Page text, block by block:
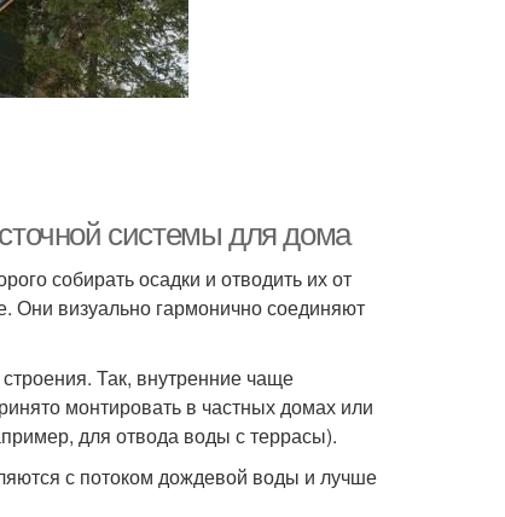
системы для дома
собирать осадки и отводить их от
Они визуально гармонично соединяют
Так, внутренние чаще
монтировать в частных домах или
для отвода воды с террасы).
с потоком дождевой воды и лучше